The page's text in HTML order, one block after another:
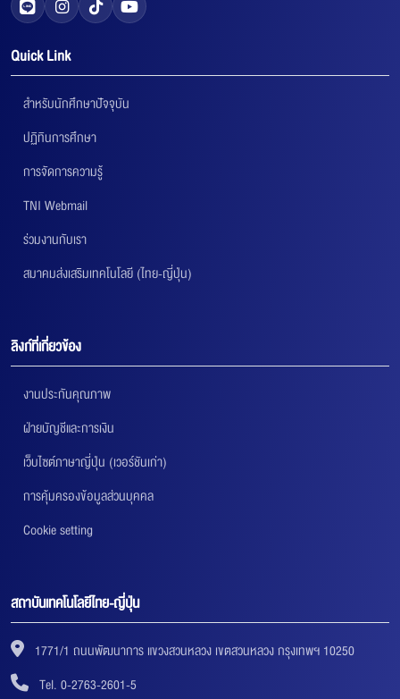
Quick Link
สำหรับนักศึกษาปัจจุบัน
ปฏิทินการศึกษา
การจัดการความรู้
TNI Webmail
ร่วมงานกับเรา
สมาคมส่งเสริมเทคโนโลยี (ไทย-ญี่ปุ่น)
ลิงก์ที่เกี่ยวข้อง
งานประกันคุณภาพ
ฝ่ายบัญชีและการเงิน
เว็บไซต์ภาษาญี่ปุ่น (เวอร์ชันเก่า)
การคุ้มครองข้อมูลส่วนบุคคล
Cookie setting
สถาบันเทคโนโลยีไทย-ญี่ปุ่น
1771/1 ถนนพัฒนาการ แขวงสวนหลวง เขตสวนหลวง กรุงเทพฯ 10250
Tel. 0-2763-2601-5